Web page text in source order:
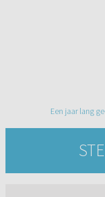
Een jaar lang